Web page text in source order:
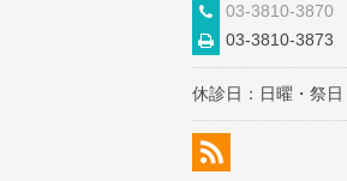
03-3810-3870
03-3810-3873
休診日：日曜・祭日